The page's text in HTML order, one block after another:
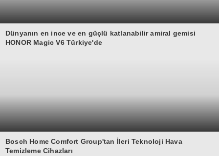
Dünyanın en ince ve en güçlü katlanabilir amiral gemisi
HONOR Magic V6 Türkiye'de
Bosch Home Comfort Group'tan İleri Teknoloji Hava
Temizleme Cihazları